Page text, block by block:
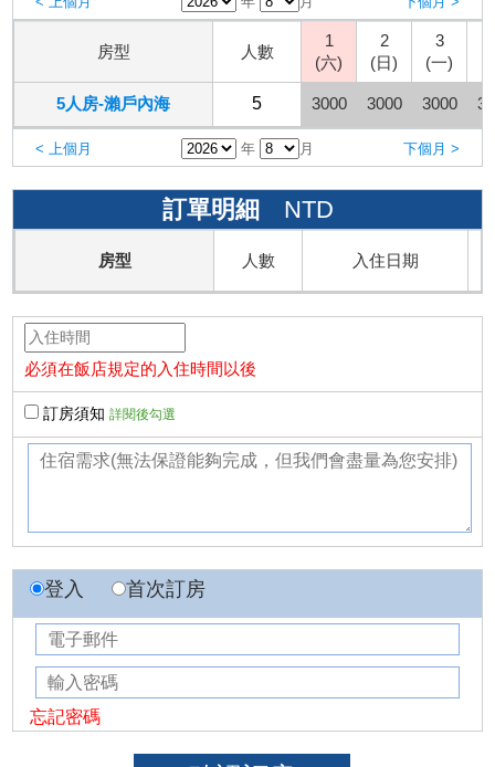
房型 人數
1
(六)
2
(日)
3
(一)
5人房-瀨戶內海 5 3000 3000 3000
< 上個月 年 月 下個月 >
訂單明細 NTD
房型 人數 入住日期
必須在飯店規定的入住時間以後
訂房須知詳閱後勾選
登入 首次訂房
忘記密碼